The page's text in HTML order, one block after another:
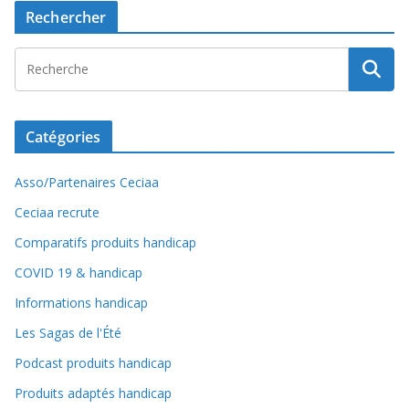
Rechercher
Catégories
Asso/Partenaires Ceciaa
Ceciaa recrute
Comparatifs produits handicap
COVID 19 & handicap
Informations handicap
Les Sagas de l'Été
Podcast produits handicap
Produits adaptés handicap